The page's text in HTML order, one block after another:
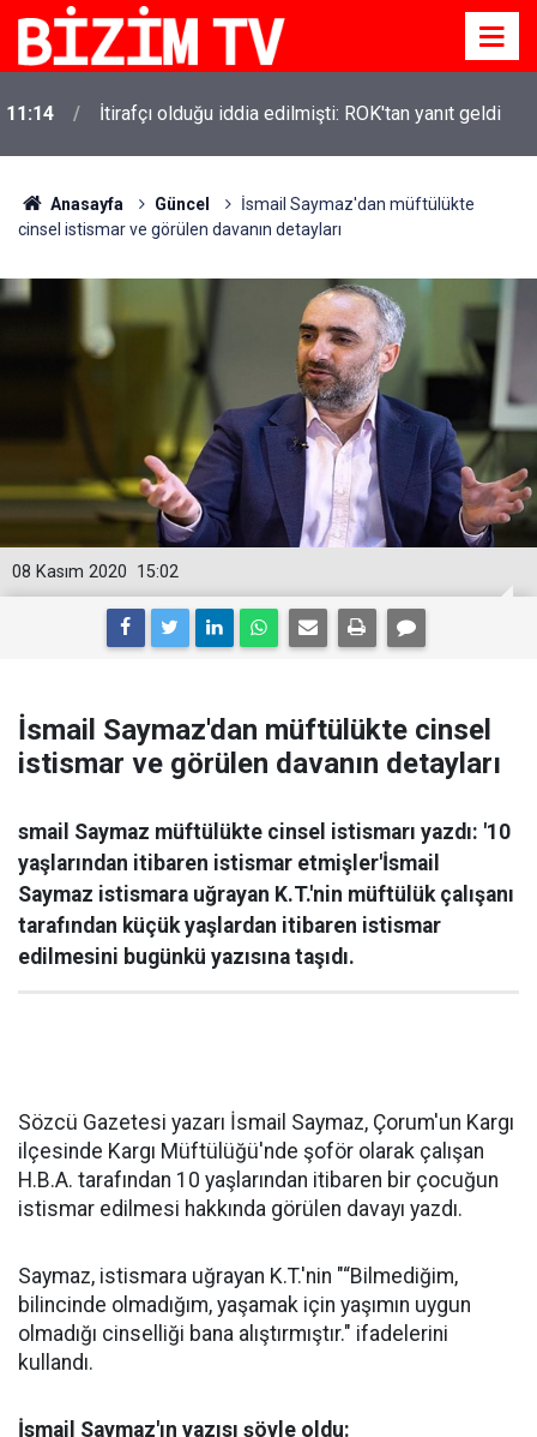
11:14 İtirafçı olduğu iddia edilmişti: ROK'tan yanıt geldi
11:10 Yusuf Tekin açıkladı: YKS değişecek mi?
Anasayfa Güncel
İsmail Saymaz'dan müftülükte
cinsel istismar ve görülen davanın detayları
15:02
08 Kasım 2020
İsmail Saymaz'dan müftülükte cinsel
istismar ve görülen davanın detayları
smail Saymaz müftülükte cinsel istismarı yazdı: '10
yaşlarından itibaren istismar etmişler'İsmail
Saymaz istismara uğrayan K.T.'nin müftülük çalışanı
tarafından küçük yaşlardan itibaren istismar
edilmesini bugünkü yazısına taşıdı.
Sözcü Gazetesi yazarı İsmail Saymaz, Çorum'un Kargı
ilçesinde Kargı Müftülüğü'nde şoför olarak çalışan
H.B.A. tarafından 10 yaşlarından itibaren bir çocuğun
istismar edilmesi hakkında görülen davayı yazdı.
Saymaz, istismara uğrayan K.T.'nin "“Bilmediğim,
bilincinde olmadığım, yaşamak için yaşımın uygun
olmadığı cinselliği bana alıştırmıştır." ifadelerini
kullandı.
İsmail Saymaz'ın yazısı şöyle oldu: